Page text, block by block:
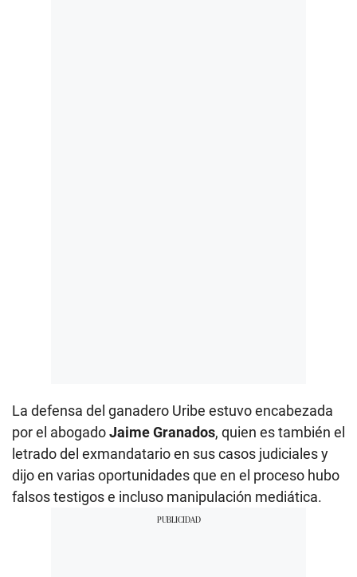
La defensa del ganadero Uribe estuvo encabezada
por el abogadoJaime Granados, quien es también el
letrado del exmandatario en sus casos judiciales y
dijo en varias oportunidades que en el proceso hubo
falsos testigos e incluso manipulación mediática.